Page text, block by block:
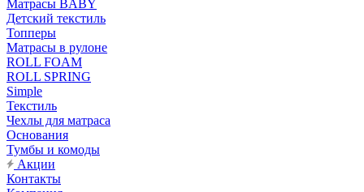
Матрасы BABY
Детский текстиль
Топперы
Матрасы в рулоне
ROLL FOAM
ROLL SPRING
Simple
Текстиль
Чехлы для матраса
Основания
Тумбы и комоды
Акции
Контакты